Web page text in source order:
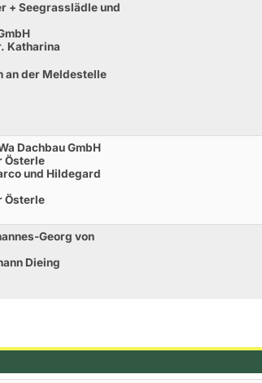
+ Seegrasslädle und
Katharina
an der Meldestelle
Dachbau GmbH
Österle
und Hildegard
Österle
Georg von
Dieing